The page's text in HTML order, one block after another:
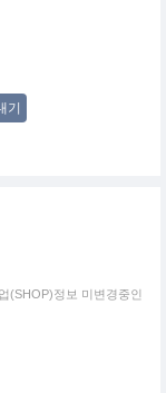
기
(SHOP)정보 미변경중인